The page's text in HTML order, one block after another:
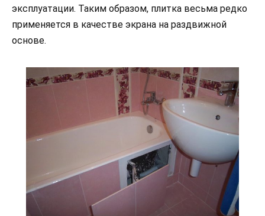
эксплуатации. Таким образом, плитка весьма редко
применяется в качестве экрана на раздвижной
основе.